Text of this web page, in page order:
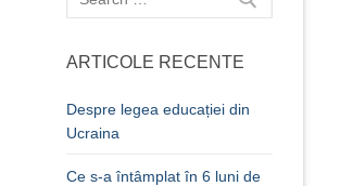
după:
ARTICOLE RECENTE
Despre legea educației din
Ucraina
Ce s-a întâmplat în 6 luni de